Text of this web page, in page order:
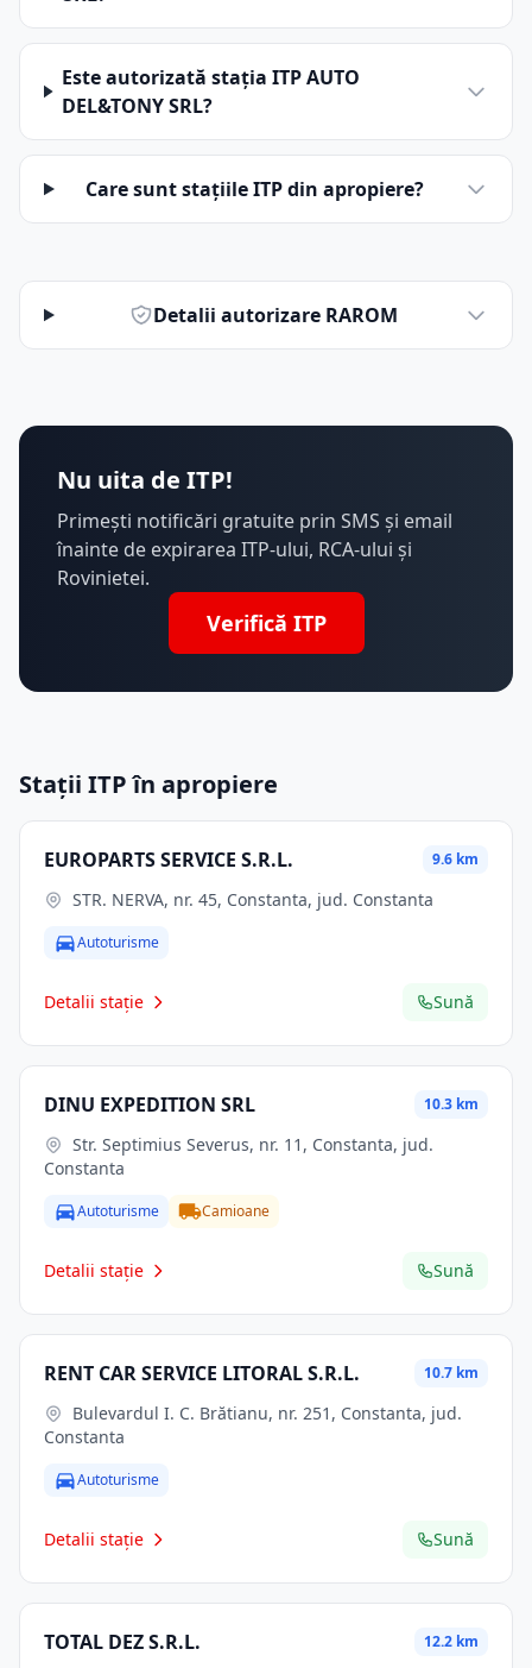
Este autorizată stația ITP AUTO
DEL&TONY SRL?
Care sunt stațiile ITP din apropiere?
Detalii autorizare RAROM
Nu uita de ITP!
Primești notificări gratuite prin SMS și email
înainte de expirarea ITP-ului, RCA-ului și
Rovinietei.
Verifică ITP
Stații ITP în apropiere
EUROPARTS SERVICE S.R.L. 9.6 km
STR. NERVA, nr. 45, Constanta, jud. Constanta
Autoturisme
Detalii stație Sună
DINU EXPEDITION SRL 10.3 km
Constanta
Autoturisme Camioane
Detalii stație Sună
RENT CAR SERVICE LITORAL S.R.L. 10.7 km
Constanta
Autoturisme
Detalii stație Sună
TOTAL DEZ S.R.L. 12.2 km